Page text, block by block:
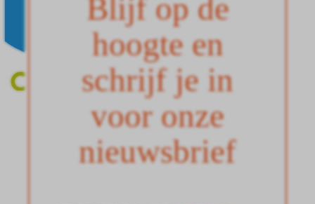
Blijf op de
hoogte en
schrijf je in
voor onze
nieuwsbrief